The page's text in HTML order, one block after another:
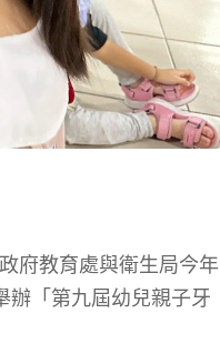
府教育處與衛生局今年
辦「第九屆幼兒親子牙